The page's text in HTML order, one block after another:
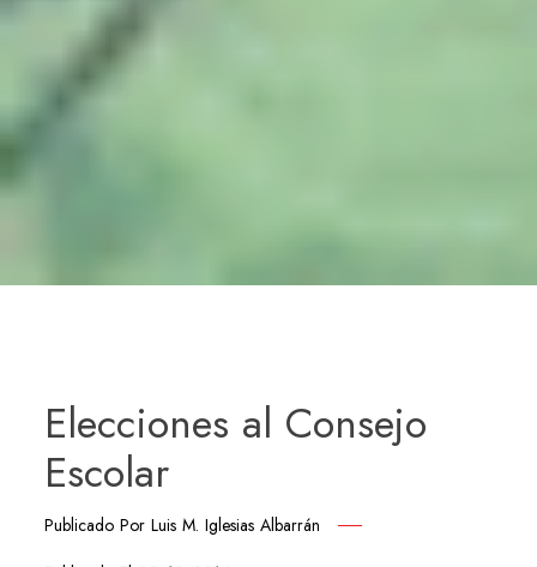
Elecciones al Consejo
Escolar
Publicado PorLuis M. Iglesias Albarrán